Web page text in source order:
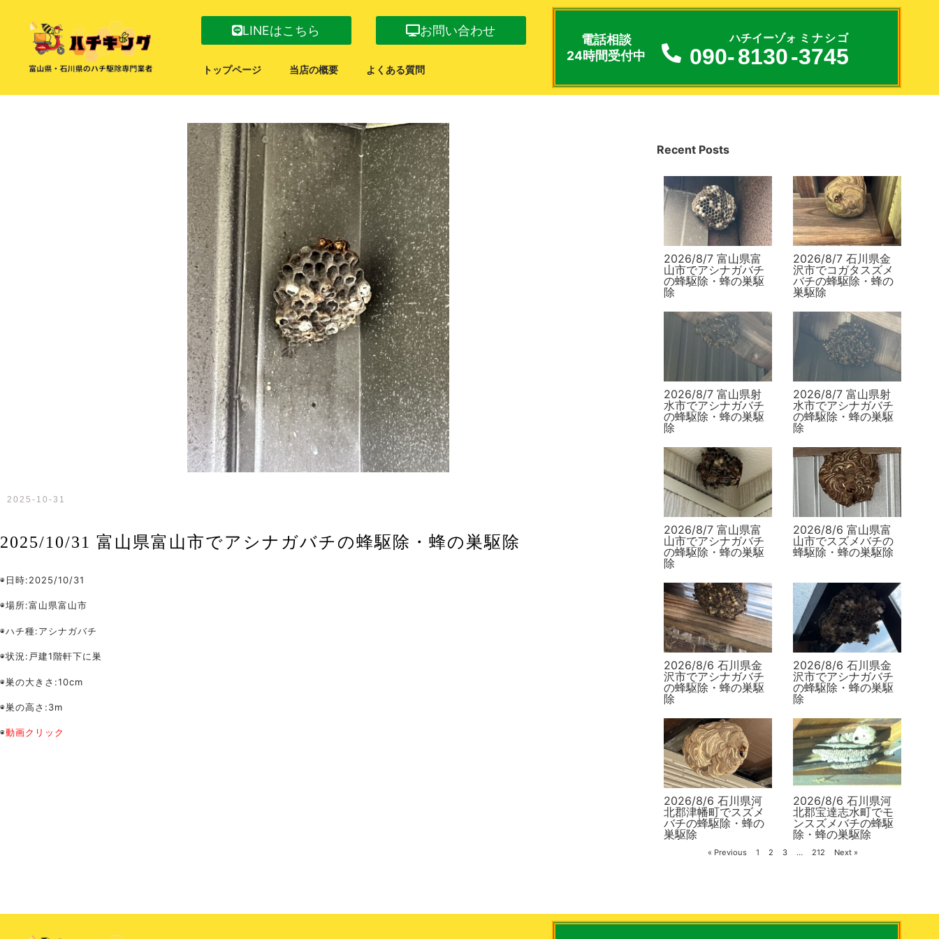
LINEはこちら お問い合わせ
トップページ 当店の概要 よくある質問
電話相談
24時間受付中
090-8130
ハチイーゾォ
-3745
ミナシゴ
2025-10-31
2025/10/31 富山県富山市でアシナガバチの蜂駆除・蜂の巣駆除
◉日時:2025/10/31
◉場所:富山県富山市
◉ハチ種:アシナガバチ
◉状況:戸建1階軒下に巣
◉巣の大きさ:10cm
◉巣の高さ:3m
◉動画クリック
Recent Posts
2026/8/7 富山県富
山市でアシナガバチ
の蜂駆除・蜂の巣駆
除
2026/8/7 石川県金
沢市でコガタスズメ
バチの蜂駆除・蜂の
巣駆除
2026/8/7 富山県射
水市でアシナガバチ
の蜂駆除・蜂の巣駆
除
2026/8/7 富山県射
水市でアシナガバチ
の蜂駆除・蜂の巣駆
除
2026/8/7 富山県富
山市でアシナガバチ
の蜂駆除・蜂の巣駆
除
2026/8/6 富山県富
山市でスズメバチの
蜂駆除・蜂の巣駆除
2026/8/6 石川県金
沢市でアシナガバチ
の蜂駆除・蜂の巣駆
除
2026/8/6 石川県金
沢市でアシナガバチ
の蜂駆除・蜂の巣駆
除
2026/8/6 石川県河
北郡津幡町でスズメ
バチの蜂駆除・蜂の
巣駆除
2026/8/6 石川県河
北郡宝達志水町でモ
ンスズメバチの蜂駆
除・蜂の巣駆除
« Previous 1 2 3 … 212 Next »